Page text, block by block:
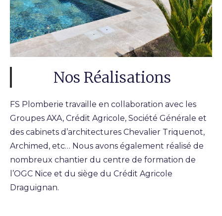
Nos Réalisations
FS Plomberie travaille en collaboration avec les
Groupes AXA, Crédit Agricole, Société Générale et
des cabinets d’architectures Chevalier Triquenot,
Archimed, etc… Nous avons également réalisé de
nombreux chantier du centre de formation de
l’OGC Nice et du siège du Crédit Agricole
Draguignan.